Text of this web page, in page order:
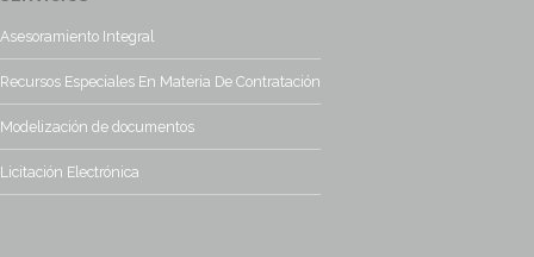
Asesoramiento Integral
Recursos Especiales En Materia De Contratación
Modelización de documentos
Licitación Electrónica